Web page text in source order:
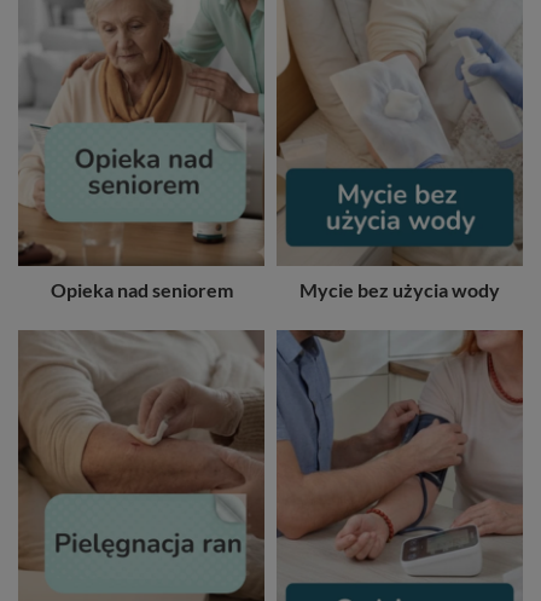
Opieka nad seniorem Mycie bez użycia wody